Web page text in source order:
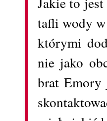
tafli wody w
którymi
nie jako
brat Emory